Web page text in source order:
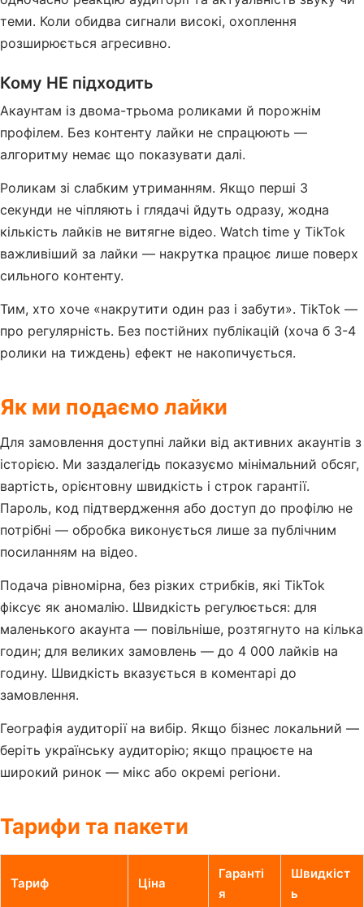
теми. Коли обидва сигнали високі, охоплення
розширюється агресивно.
Кому НЕ підходить
Акаунтам із двома-трьома роликами й порожнім
профілем. Без контенту лайки не спрацюють —
алгоритму немає що показувати далі.
Роликам зі слабким утриманням. Якщо перші 3
секунди не чіпляють і глядачі йдуть одразу, жодна
кількість лайків не витягне відео. Watch time у TikTok
важливіший за лайки — накрутка працює лише поверх
сильного контенту.
Тим, хто хоче «накрутити один раз і забути». TikTok —
про регулярність. Без постійних публікацій (хоча б 3-4
ролики на тиждень) ефект не накопичується.
Як ми подаємо лайки
Для замовлення доступні лайки від активних акаунтів з
історією. Ми заздалегідь показуємо мінімальний обсяг,
вартість, орієнтовну швидкість і строк гарантії.
Пароль, код підтвердження або доступ до профілю не
потрібні — обробка виконується лише за публічним
посиланням на відео.
Подача рівномірна, без різких стрибків, які TikTok
фіксує як аномалію. Швидкість регулюється: для
маленького акаунта — повільніше, розтягнуто на кілька
годин; для великих замовлень — до 4 000 лайків на
годину. Швидкість вказується в коментарі до
замовлення.
Географія аудиторії на вибір. Якщо бізнес локальний —
беріть українську аудиторію; якщо працюєте на
широкий ринок — мікс або окремі регіони.
Тарифи та пакети
Тариф Ціна
Гаранті
я
Швидкіст
ь